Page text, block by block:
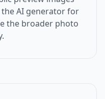
AI generator for
the broader photo